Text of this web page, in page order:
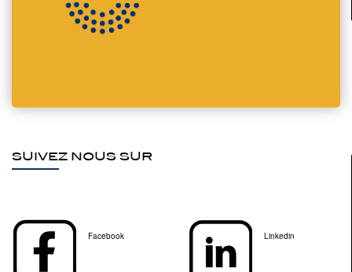
SUIVEZ NOUS SUR
Facebook Linkedin